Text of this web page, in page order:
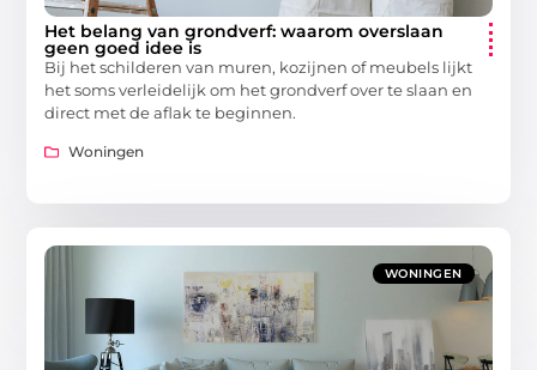
Het belang van grondverf: waarom overslaan
geen goed idee is
Bij het schilderen van muren, kozijnen of meubels lijkt
het soms verleidelijk om het grondverf over te slaan en
direct met de aflak te beginnen.
Woningen
WONINGEN